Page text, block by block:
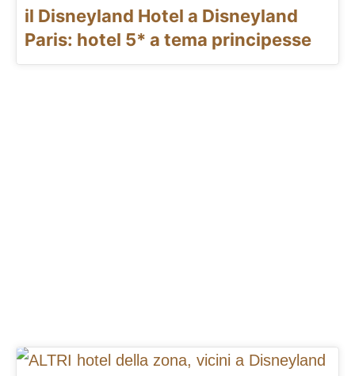
il Disneyland Hotel a Disneyland
Paris: hotel 5* a tema principesse